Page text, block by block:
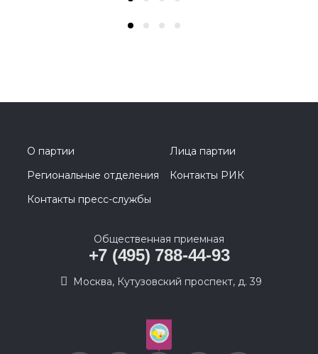
О партии
Лица партии
Региональные отделения
Контакты РИК
Контакты пресс-службы
Общественная приемная
+7 (495) 788-44-93
Москва, Кутузовский проспект, д. 39